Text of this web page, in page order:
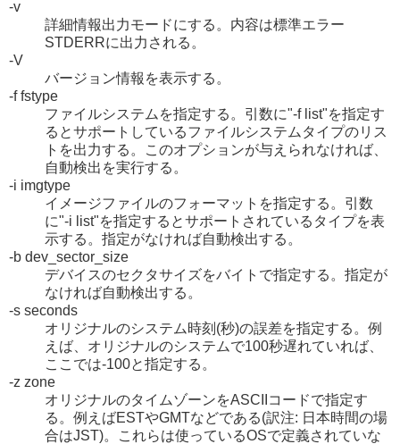
-v
詳細情報出力モードにする。内容は標準エラー
STDERRに出力される。
-V
バージョン情報を表示する。
-f fstype
ファイルシステムを指定する。引数に"-f list"を指定す
るとサポートしているファイルシステムタイプのリス
トを出力する。このオプションが与えられなければ、
自動検出を実行する。
-i imgtype
イメージファイルのフォーマットを指定する。引数
に"-i list"を指定するとサポートされているタイプを表
示する。指定がなければ自動検出する。
-b dev_sector_size
デバイスのセクタサイズをバイトで指定する。指定が
なければ自動検出する。
-s seconds
オリジナルのシステム時刻(秒)の誤差を指定する。例
えば、オリジナルのシステムで100秒遅れていれば、
ここでは-100と指定する。
-z zone
オリジナルのタイムゾーンをASCIIコードで指定す
る。例えばESTやGMTなどである(訳注: 日本時間の場
合はJST)。これらは使っているOSで定義されていな